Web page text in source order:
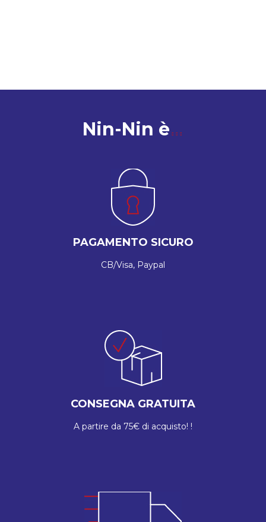
Nin-Nin è
PAGAMENTO SICURO
CB/Visa, Paypal
CONSEGNA GRATUITA
A partire da 75€ di acquisto! !